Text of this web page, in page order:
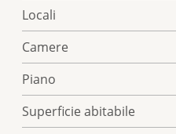
Locali
Camere
Piano
Superficie abitabile